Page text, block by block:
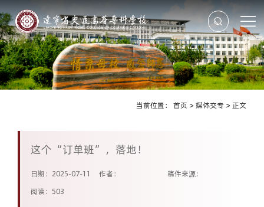
当前位置：首页 >媒体交专 > 正文
这个“订单班”，落地！
日期：2025-07-11 作者：
稿件来源：
阅读： 503